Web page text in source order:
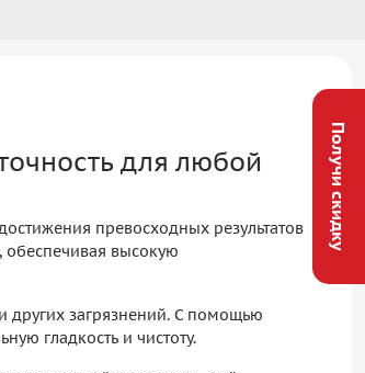
для любой
превосходных результатов
обеспечивая высокую
других загрязнений. С помощью
гладкость и чистоту.
Получи скидку